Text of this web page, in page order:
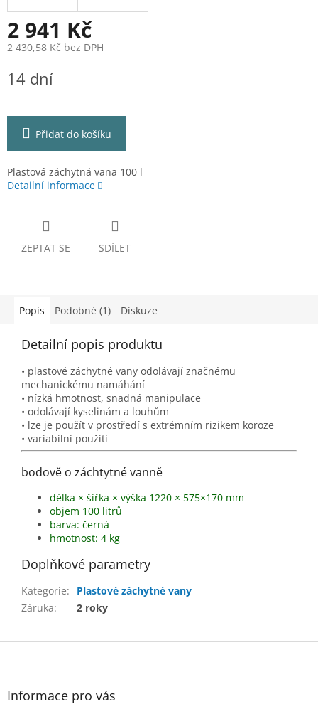
2 941 Kč
2 430,58 Kč bez DPH
cena:
14 dní
Přidat do košíku
Plastová záchytná vana 100 l
Detailní informace
ZEPTAT SE SDÍLET
Popis Podobné (1) Diskuze
Detailní popis produktu
• plastové záchytné vany odolávají značnému
mechanickému namáhání
• nízká hmotnost, snadná manipulace
• odolávají kyselinám a louhům
• lze je použít v prostředí s extrémním rizikem koroze
• variabilní použití
bodově o záchtytné vanně
délka × šířka × výška 1220 × 575×170 mm
objem 100 litrů
barva: černá
hmotnost: 4 kg
Doplňkové parametry
Kategorie:
Plastové záchytné vany
Záruka: 2 roky
Z
Informace pro vás